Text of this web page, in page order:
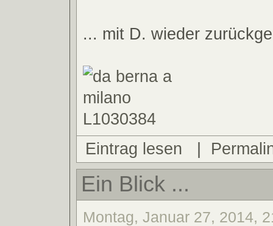
... mit D. wieder
Eintrag lesen
Ein Blick ...
Montag, Januar 27, 2014,